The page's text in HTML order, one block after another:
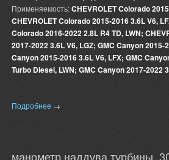
Применяемость:CHEVROLET Colorado
CHEVROLET Colorado 2015-2016 3.6L V6,
Colorado 2016-2022 2.8L R4 TD, LWN;
2017-2022 3.6L V6, LGZ; GMC Canyon 2015-
Canyon 2015-2016 3.6L V6, LFX; GMC
Turbo Diesel, LWN; GMC Canyon 2017-2022
Подробнее →
манометр наддува турбины,